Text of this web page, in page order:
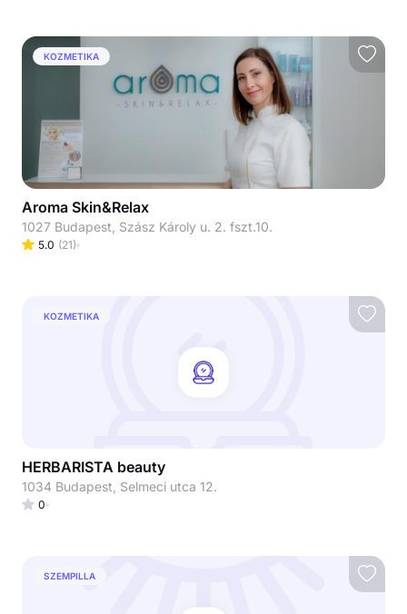
KOZMETIKA
Aroma Skin&Relax
1027 Budapest, Szász Károly u. 2. fszt.10.
5.0 (21)
KOZMETIKA
HERBARISTA beauty
1034 Budapest, Selmeci utca 12.
0
SZEMPILLA